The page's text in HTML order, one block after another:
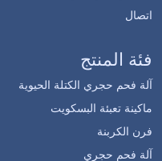
اتصال
فئة المنتج
آلة فحم حجري الكتلة الحيوية
ماكينة تعبئة البسكويت
فرن الكربنة
آلة فحم حجري